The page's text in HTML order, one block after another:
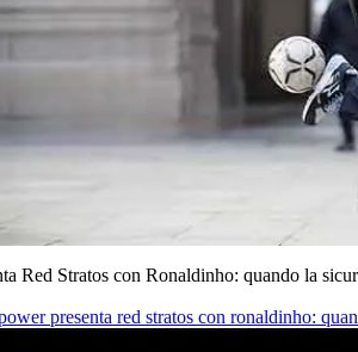
Red Stratos con Ronaldinho: quando la
presenta red stratos con ronaldinho: